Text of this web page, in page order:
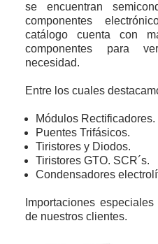
se encuentran
componentes
catálogo cuenta con
componentes para
necesidad.
Entre los cuales
Módulos Rectificadores.
Puentes Trifásicos.
Tiristores y Diodos.
Tiristores GTO. SCR´s.
Condensadores
Importaciones
de nuestros clientes.